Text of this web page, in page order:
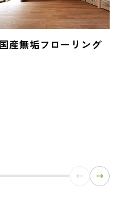
国産無垢フローリング